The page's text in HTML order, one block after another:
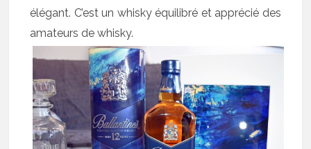
élégant. C’est un whisky équilibré et apprécié des
amateurs de whisky.